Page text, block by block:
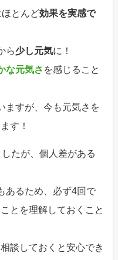
ほとんど効果を実感で
ら少し元気に！
な元気さ を感じること
ますが、今も元気さを
す！
たが、個人差がある
あるため、必ず4回で
とを理解しておくこと
談しておくと安心でき